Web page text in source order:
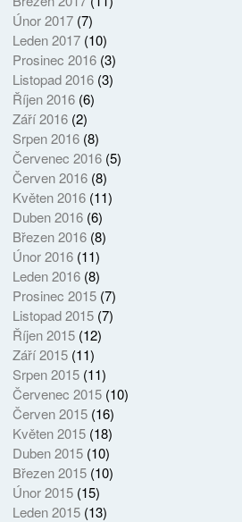
Únor 2017(7)
Leden 2017(10)
Prosinec 2016(3)
Listopad 2016(3)
Říjen 2016(6)
Září 2016(2)
Srpen 2016(8)
Červenec 2016(5)
Červen 2016(8)
Květen 2016(11)
Duben 2016(6)
Březen 2016(8)
Únor 2016(11)
Leden 2016(8)
Prosinec 2015(7)
Listopad 2015(7)
Říjen 2015(12)
Září 2015(11)
Srpen 2015(11)
Červenec 2015(10)
Červen 2015(16)
Květen 2015(18)
Duben 2015(10)
Březen 2015(10)
Únor 2015(15)
Leden 2015(13)